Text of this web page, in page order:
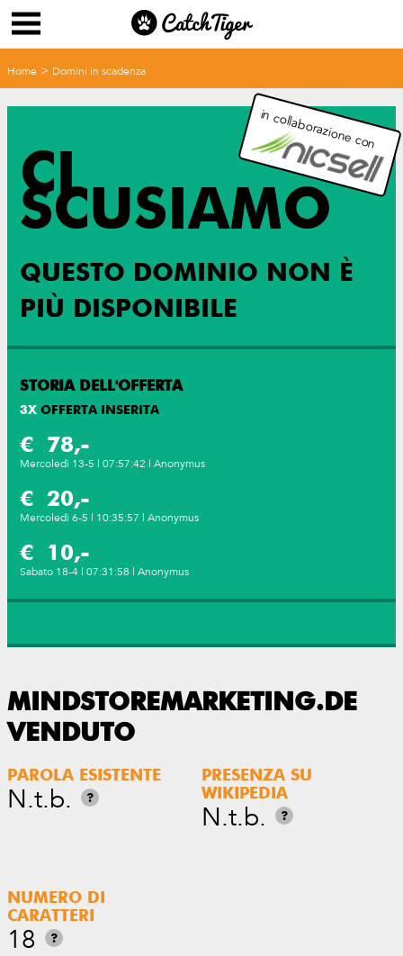
Home > Domini in scadenza
CI
SCUSIAMO
QUESTO DOMINIO NON È
PIÙ DISPONIBILE
STORIA DELL'OFFERTA
3X OFFERTA INSERITA
€ 78,-
Mercoledì 13-5 | 07:57:42 | Anonymus
€ 20,-
Mercoledì 6-5 | 10:35:57 | Anonymus
€ 10,-
Sabato 18-4 | 07:31:58 | Anonymus
in collaborazione con
MINDSTOREMARKETING.DE
VENDUTO
PAROLA ESISTENTE
N.t.b. ?
PRESENZA SU
WIKIPEDIA
N.t.b. ?
NUMERO DI
CARATTERI
18 ?